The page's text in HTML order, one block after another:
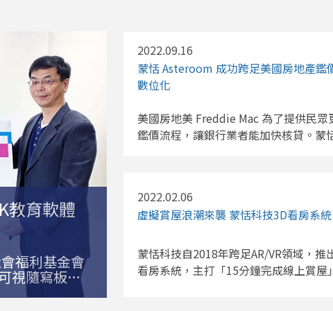
教育軟體
福利基金會
視隨寫板，
鄉數位教育
2022.09.16
蒙恬 Asteroom 成功跨足美國房地產鑑
數位化
美國房地美 Freddie Mac 為了提供民
鑑價流程，讓銀行業者能加快核貸。蒙
地產業者和核貸金融機構為了加速房屋
Housing Finance Agency 在2022年3月
Fannie Mae 和放貸業者可以選擇運用
來加速鑑價和核貸流程，同時讓鑑價
2022.02.06
虛擬賞屋浪潮來襲 蒙恬科技3D看房系
蒙恬科技自2018年跨足AR/VR領域，
看房系統，主打「15分鐘完成線上賞